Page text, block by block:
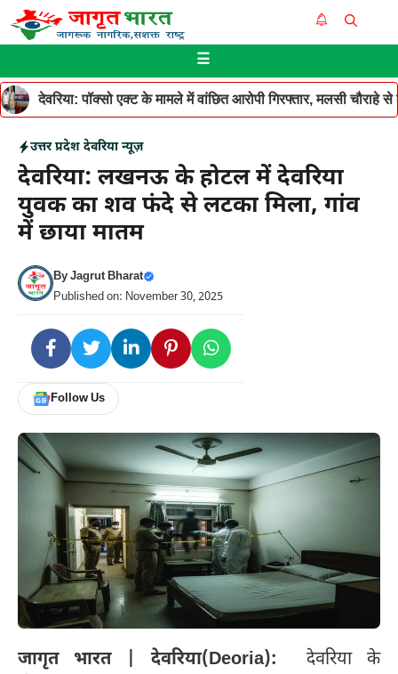
Skip
to
☰
देवरिया: पॉक्सो एक्ट के मामले में वांछित आरोपी गिरफ्तार, मलसी चौराहे
उत्तर प्रदेश देवरिया न्यूज़
देवरिया: लखनऊ के होटल में देवरिया
युवक का शव फंदे से लटका मिला, गांव
में छाया मातम
ByJagrut Bharat
Published on: November 30, 2025
Follow Us
जागृत भारत | देवरिया(Deoria): देवरिया के